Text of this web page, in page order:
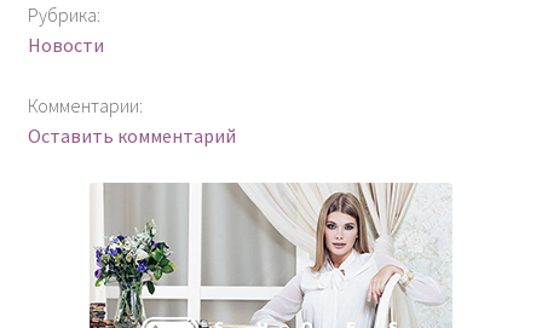
Рубрика:
Новости
Комментарии:
Оставить комментарий